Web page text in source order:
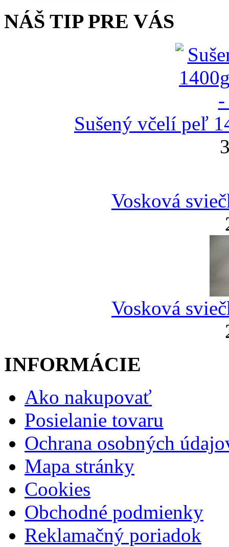
NÁŠ TIP PRE VÁS
Sušený včelí peľ
Vosková
Vosková
INFORMÁCIE
Ako nakupovať
Posielanie tovaru
Ochrana osobných
Mapa stránky
Cookies
Obchodné podmienky
Reklamačný poriadok